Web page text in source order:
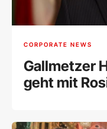
CORPORATE NEWS
Gallmetzer
geht mit